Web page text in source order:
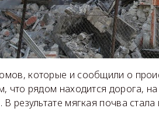
которые и сообщили о
что рядом находится дорога,
В результате мягкая почва